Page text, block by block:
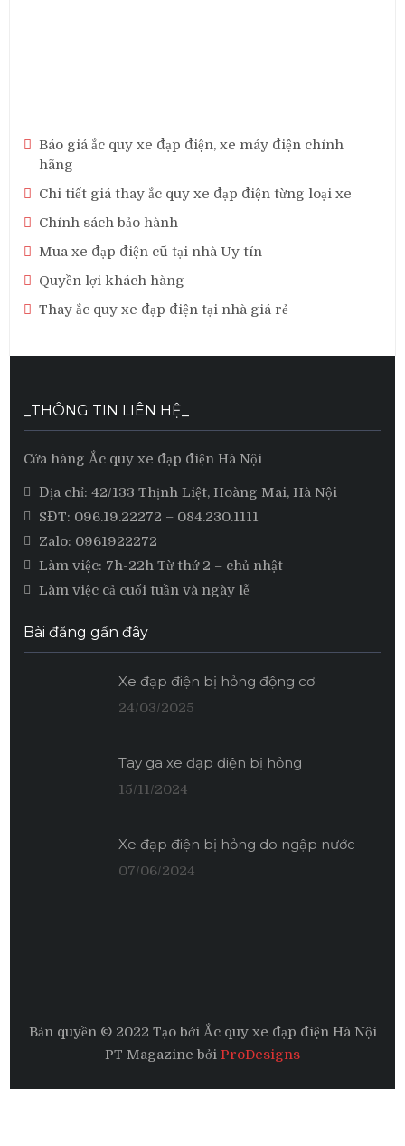
Báo giá ắc quy xe đạp điện, xe máy điện chính
hãng
Chi tiết giá thay ắc quy xe đạp điện từng loại xe
Chính sách bảo hành
Mua xe đạp điện cũ tại nhà Uy tín
Quyền lợi khách hàng
Thay ắc quy xe đạp điện tại nhà giá rẻ
_THÔNG TIN LIÊN HỆ_
Cửa hàng Ắc quy xe đạp điện Hà Nội
Địa chỉ: 42/133 Thịnh Liệt, Hoàng Mai, Hà Nội
SĐT: 096.19.22272 – 084.230.1111
Zalo: 0961922272
Làm việc: 7h-22h Từ thứ 2 – chủ nhật
Làm việc cả cuối tuần và ngày lễ
Bài đăng gần đây
Xe đạp điện bị hỏng động cơ
24/03/2025
Tay ga xe đạp điện bị hỏng
15/11/2024
Xe đạp điện bị hỏng do ngập nước
07/06/2024
Bản quyền © 2022 Tạo bởi Ắc quy xe đạp điện Hà Nội
PT Magazine bởi ProDesigns